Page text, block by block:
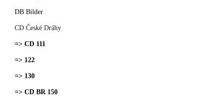
DB Bilder
CD České Dráhy
=> CD 111
=> 122
=> 130
=> CD BR 150